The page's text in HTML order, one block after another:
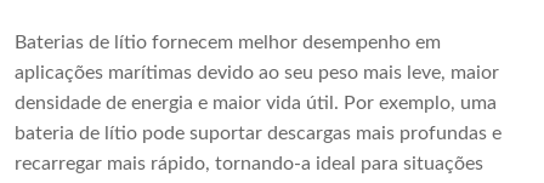
Baterias de lítio fornecem melhor desempenho em
aplicações marítimas devido ao seu peso mais leve, maior
densidade de energia e maior vida útil. Por exemplo, uma
bateria de lítio pode suportar descargas mais profundas e
recarregar mais rápido, tornando-a ideal para situações